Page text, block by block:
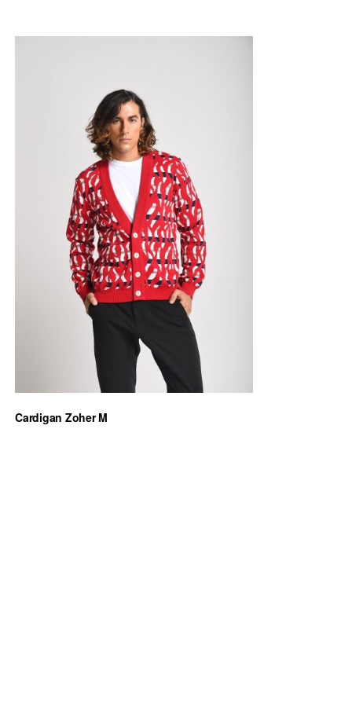
Cardigan Zoher M